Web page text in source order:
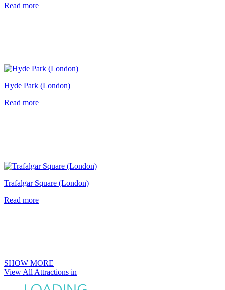
Read more
Hyde Park (London)
Read more
Trafalgar Square (London)
Read more
SHOW MORE
View All Attractions in